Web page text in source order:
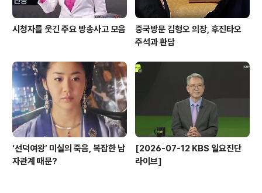
시청자를 웃긴 주요 방송사고 모음
중국방문 김형오 의장, 후진타오
주석과 환담
‘선덕여왕’ 미실의 죽음, 복잡한 남
자관계 때문?
[2026-07-12 KBS 일요진단
라이브]